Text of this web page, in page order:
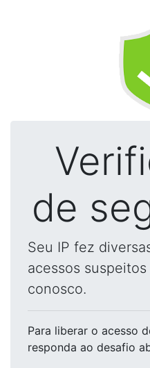
de
Seu IP fez
acessos
conosco.
Para liberar o acesso
responda ao desafio